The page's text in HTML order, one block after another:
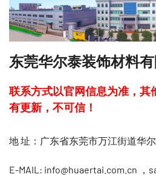
东莞华尔泰装饰材料有
联系方式以官网信息为准，其
有更新，不可信！
地 址：广东省东莞市万江街道华尔
E-MAIL: info@huaertai.com.cn ，